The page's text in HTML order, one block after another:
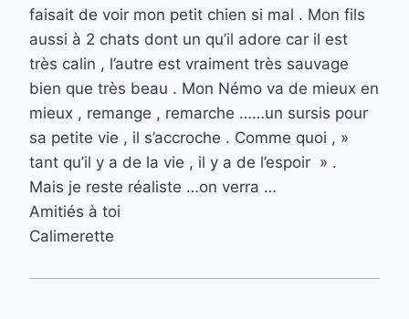
faisait de voir mon petit chien si mal . Mon fils
aussi à 2 chats dont un qu’il adore car il est
très calin , l’autre est vraiment très sauvage
bien que très beau . Mon Némo va de mieux en
mieux , remange , remarche ……un sursis pour
sa petite vie , il s’accroche . Comme quoi , »
tant qu’il y a de la vie , il y a de l’espoir » .
Mais je reste réaliste …on verra …
Amitiés à toi
Calimerette